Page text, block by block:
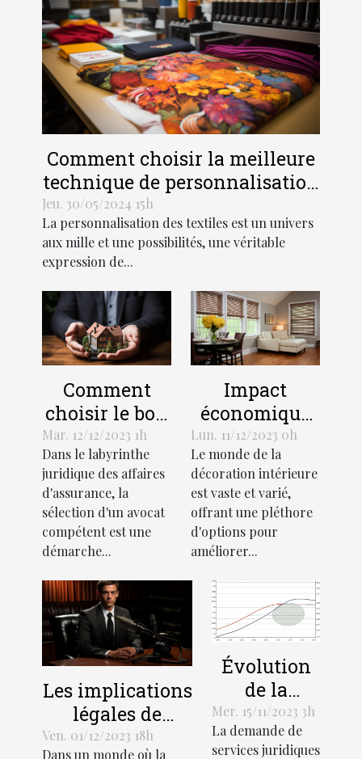
Comment choisir la meilleure
technique de personnalisation
pour vos textiles
Jeu. 30/05/2024 15h
La personnalisation des textiles est un univers
aux mille et une possibilités, une véritable
expression de...
Comment
choisir le bon
avocat pour
votre affaire
d'assurance
Mar. 12/12/2023 1h
Dans le labyrinthe
juridique des affaires
d'assurance, la
sélection d'un avocat
compétent est une
démarche...
Impact
économique
de l'industrie
des stores
décoratifs
Lun. 11/12/2023 0h
Le monde de la
décoration intérieure
est vaste et varié,
offrant une pléthore
d'options pour
améliorer...
Les implications
légales de
l'enregistrement
Ven. 01/12/2023 18h
Dans un monde où la
Évolution
de la
demande
de services
Mer. 15/11/2023 3h
La demande de
services juridiques